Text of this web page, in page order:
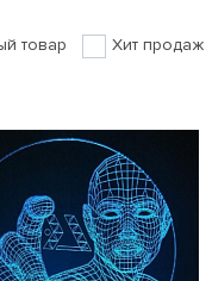
товар Хит продаж